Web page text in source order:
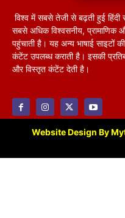
विश्व में सबसे तेजी से बढ़ती हुई हिंदी
सबसे अधिक विश्वसनीय, प्रामाणिक
पहुंचाती है। यह अन्य भाषाई साइटों
कंटेंट उपलब्ध कराती है। इसकी
और विस्तृत कंटेंट देती है।
Website Design By